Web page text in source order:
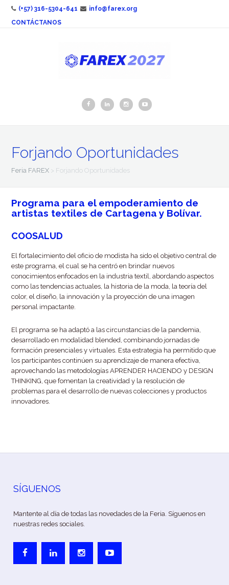
(+57) 316-5304-641
info@farex.org
CONTÁCTANOS
Forjando Oportunidades
Feria FAREX > Forjando Oportunidades
Programa para el empoderamiento de
artistas textiles de Cartagena y Bolívar.
COOSALUD
El fortalecimiento del oficio de modista ha sido el objetivo central de
este programa, el cual se ha centró en brindar nuevos
conocimientos enfocados en la industria textil, abordando aspectos
como las tendencias actuales, la historia de la moda, la teoría del
color, el diseño, la innovación y la proyección de una imagen
personal impactante.
El programa se ha adaptó a las circunstancias de la pandemia,
desarrollado en modalidad blended, combinando jornadas de
formación presenciales y virtuales. Esta estrategia ha permitido que
los participantes continúen su aprendizaje de manera efectiva,
aprovechando las metodologías APRENDER HACIENDO y DESIGN
THINKING, que fomentan la creatividad y la resolución de
problemas para el desarrollo de nuevas colecciones y productos
innovadores.
SÍGUENOS
Mantente al día de todas las novedades de la Feria. Síguenos en
nuestras redes sociales.